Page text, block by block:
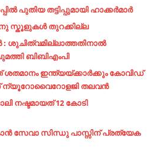
പുതിയ തട്ടിപ്പുമായി ഹാക്കര്‍മാര്‍
സ്കൂളുകൾ തുറക്കില്ല
: ശുചിത്വമില്ലാത്തതിനാൽ
ബിബിഎംപി
ഇന്ത്യയ്ക്കാര്‍ക്കും കോവിഡ്
ന്യൂറോവൈറോളജി തലവന്‍
നഷ്ടമായത് 12 കോടി
സേവാ സിന്ധു പാസ്സിന് പ്രത്യേക